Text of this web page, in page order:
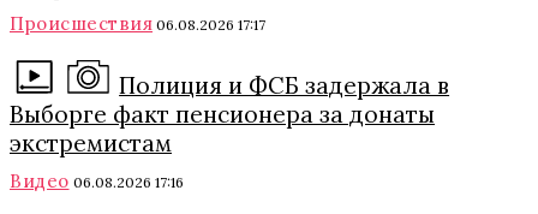
Происшествия 06.08.2026 17:17
Полиция и ФСБ задержала в
Выборге факт пенсионера за донаты
экстремистам
Видео 06.08.2026 17:16